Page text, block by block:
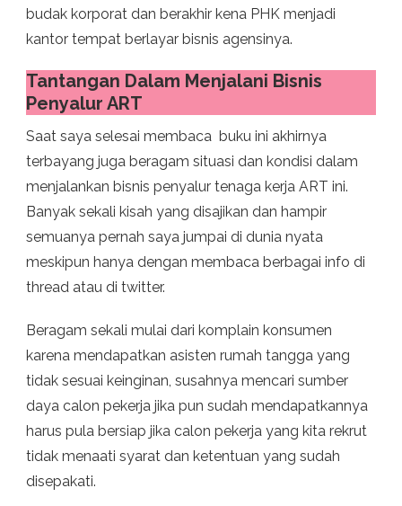
budak korporat dan berakhir kena PHK menjadi
kantor tempat berlayar bisnis agensinya.
Tantangan Dalam Menjalani Bisnis
Penyalur ART
Saat saya selesai membaca buku ini akhirnya
terbayang juga beragam situasi dan kondisi dalam
menjalankan bisnis penyalur tenaga kerja ART ini.
Banyak sekali kisah yang disajikan dan hampir
semuanya pernah saya jumpai di dunia nyata
meskipun hanya dengan membaca berbagai info di
thread atau di twitter.
Beragam sekali mulai dari komplain konsumen
karena mendapatkan asisten rumah tangga yang
tidak sesuai keinginan, susahnya mencari sumber
daya calon pekerja jika pun sudah mendapatkannya
harus pula bersiap jika calon pekerja yang kita rekrut
tidak menaati syarat dan ketentuan yang sudah
disepakati.